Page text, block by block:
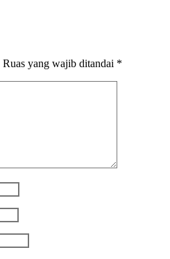
Ruas yang wajib ditandai *